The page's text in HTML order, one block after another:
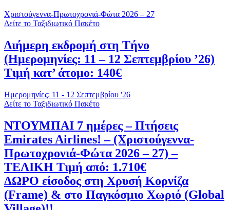
Χριστούγεννα-Πρωτοχρονιά-Φώτα 2026 – 27
Δείτε το Ταξιδιωτικό Πακέτο
Διήμερη εκδρομή στη Τήνο
(Ημερομηνίες: 11 – 12 Σεπτεμβρίου ’26)
Τιμή κατ’ άτομο: 140€
Ημερομηνίες: 11 - 12 Σεπτεμβρίου '26
Δείτε το Ταξιδιωτικό Πακέτο
ΝΤΟΥΜΠΑΙ 7 ημέρες – Πτήσεις
Emirates Airlines! – (Χριστούγεννα-
Πρωτοχρονιά-Φώτα 2026 – 27) –
ΤΕΛΙΚΗ Τιμή από: 1.710€
ΔΩΡΟ είσοδος στη Χρυσή Κορνίζα
(Frame) & στο Παγκόσμιο Χωριό (Global